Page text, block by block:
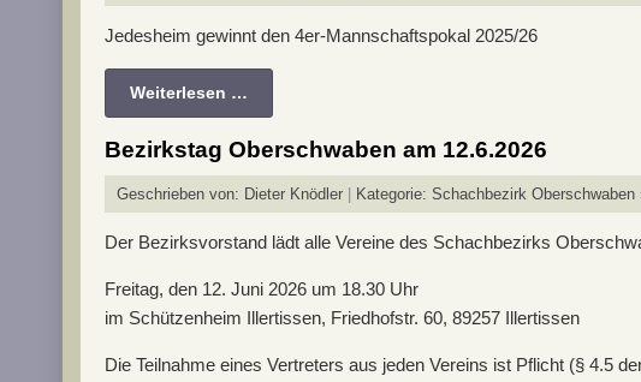
Jedesheim gewinnt den 4er-Mannschaftspokal 2025/26
Weiterlesen …
Bezirkstag Oberschwaben am 12.6.2026
Geschrieben von: Dieter Knödler Kategorie: Schachbezirk Oberschwaben
Der Bezirksvorstand lädt alle Vereine des Schachbezirks
Freitag, den 12. Juni 2026 um 18.30 Uhr
im Schützenheim Illertissen, Friedhofstr. 60, 89257 Illertissen
Die Teilnahme eines Vertreters aus jeden Vereins ist Pflicht (§ 4.5